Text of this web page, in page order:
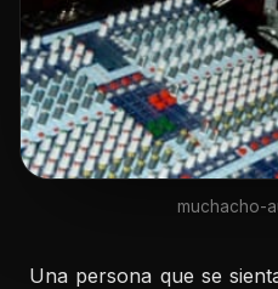
muchacho-
Una persona que se